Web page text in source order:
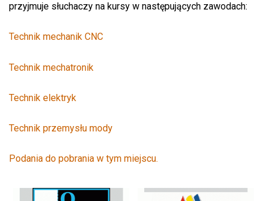
przyjmuje słuchaczy na kursy w następujących zawodach:
Technik mechanik CNC
Technik mechatronik
Technik elektryk
Technik przemysłu mody
Podania do pobrania w tym miejscu.